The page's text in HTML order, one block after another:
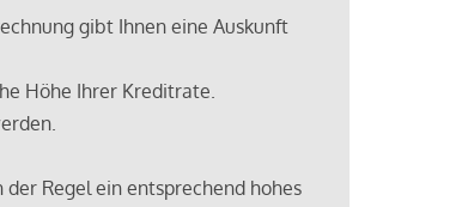
gibt Ihnen eine Auskunft
Höhe Ihrer Kreditrate.
Regel ein entsprechend hohes